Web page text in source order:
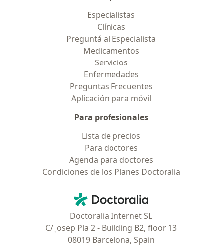
Especialistas
Clínicas
Preguntá al Especialista
Medicamentos
Servicios
Enfermedades
Preguntas Frecuentes
Aplicación para móvil
Para profesionales
Lista de precios
Para doctores
Agenda para doctores
Condiciones de los Planes Doctoralia
Doctoralia - Página de inicio
Doctoralia Internet SL
C/ Josep Pla 2 - Building B2, floor 13
08019 Barcelona, Spain